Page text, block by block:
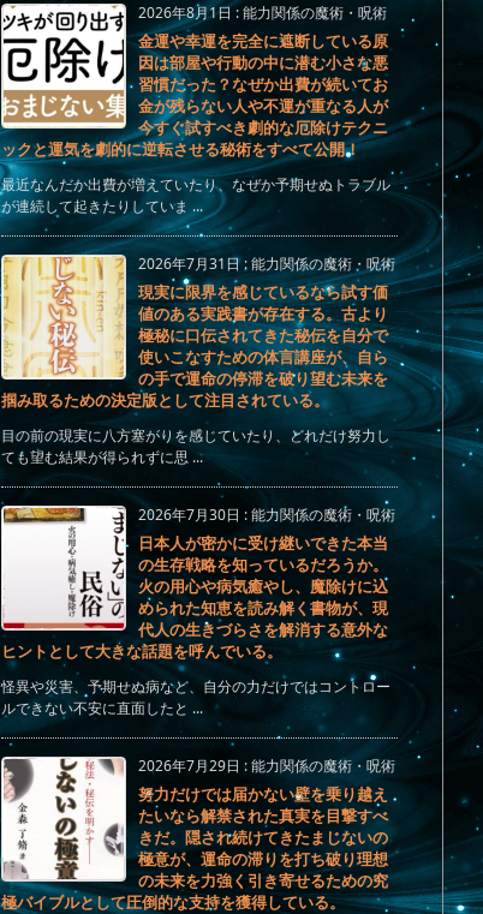
2026年8月1日:能力関係の魔術・呪術
金運や幸運を完全に遮断している原
因は部屋や行動の中に潜む小さな悪
習慣だった？なぜか出費が続いてお
金が残らない人や不運が重なる人が
今すぐ試すべき劇的な厄除けテクニ
ックと運気を劇的に逆転させる秘術をすべて公開！
最近なんだか出費が増えていたり、なぜか予期せぬトラブル
が連続して起きたりしていま ...
2026年7月31日:能力関係の魔術・呪術
現実に限界を感じているなら試す価
値のある実践書が存在する。古より
極秘に口伝されてきた秘伝を自分で
使いこなすための体言講座が、自ら
の手で運命の停滞を破り望む未来を
掴み取るための決定版として注目されている。
目の前の現実に八方塞がりを感じていたり、どれだけ努力し
ても望む結果が得られずに思 ...
2026年7月30日 :能力関係の魔術・呪術
日本人が密かに受け継いできた本当
の生存戦略を知っているだろうか。
火の用心や病気癒やし、魔除けに込
められた知恵を読み解く書物が、現
代人の生きづらさを解消する意外な
ヒントとして大きな話題を呼んでいる。
怪異や災害、予期せぬ病など、自分の力だけではコントロー
ルできない不安に直面したと ...
2026年7月29日 :能力関係の魔術・呪術
努力だけでは届かない壁を乗り越え
たいなら解禁された真実を目撃すべ
きだ。隠され続けてきたまじないの
極意が、運命の滞りを打ち破り理想
の未来を力強く引き寄せるための究
極バイブルとして圧倒的な支持を獲得している。